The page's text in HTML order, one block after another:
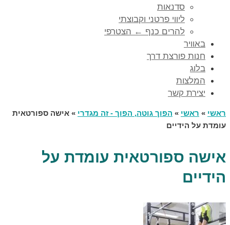
סדנאות
ליווי פרטני וקבוצתי
להרים כנף ← הצטרפי
באוויר
חנות פורצת דרך
בלוג
המלצות
יצירת קשר
ראשי » ראשי » הפוך גוטה, הפוך - זה מגדרי » אישה ספורטאית
עומדת על הידיים
אישה ספורטאית עומדת על
הידיים